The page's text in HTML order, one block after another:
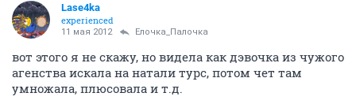
Lase4ka
experienced
11 мая 2012 Ёлочка_Палочка
вот этого я не скажу, но видела как дэвочка из чужого
агенства искала на натали турс, потом чет там
умножала, плюсовала и т.д.